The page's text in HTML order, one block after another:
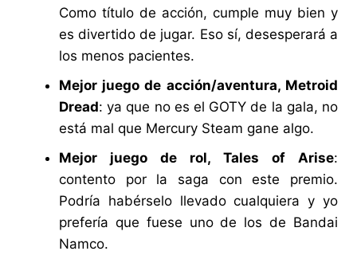
Como título de acción, cumple muy bien y
es divertido de jugar. Eso sí, desesperará a
los menos pacientes.
Mejor juego de acción/aventura, Metroid
Dread: ya que no es el GOTY de la gala, no
está mal que Mercury Steam gane algo.
Mejor juego de rol, Tales of Arise:
contento por la saga con este premio.
Podría habérselo llevado cualquiera y yo
prefería que fuese uno de los de Bandai
Namco.